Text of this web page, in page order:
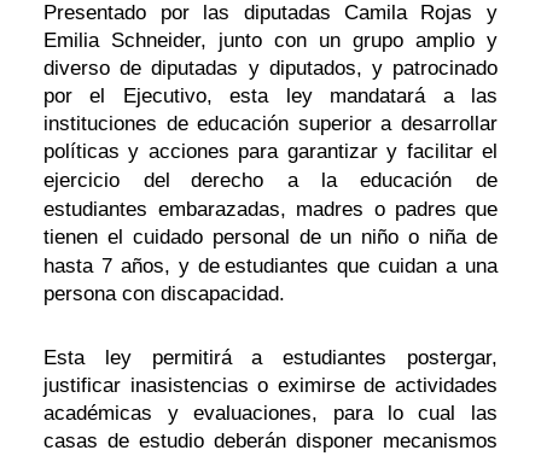
Presentado por las diputadas Camila Rojas y
Emilia Schneider, junto con un grupo amplio y
diverso de diputadas y diputados, y patrocinado
por el Ejecutivo, esta ley mandatará a las
instituciones de educación superior a desarrollar
políticas y acciones para garantizar y facilitar el
ejercicio del
derecho a la educación de
estudiantes embarazadas, madres o padres que
tienen el cuidado personal de un niño o niña de
hasta 7 años, y de estudiantes que cuidan a una
persona con discapacidad.
Esta ley permitirá a estudiantes postergar,
justificar inasistencias o eximirse de actividades
académicas y evaluaciones, para lo cual las
casas de estudio deberán disponer mecanismos